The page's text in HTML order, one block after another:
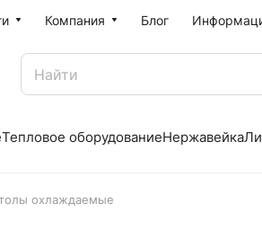
Компания Блог
Тепловое оборудованиеНержавейка
охлаждаемые